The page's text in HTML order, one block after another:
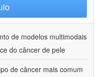
de modelos multimodais
do câncer de pele
de câncer mais comum